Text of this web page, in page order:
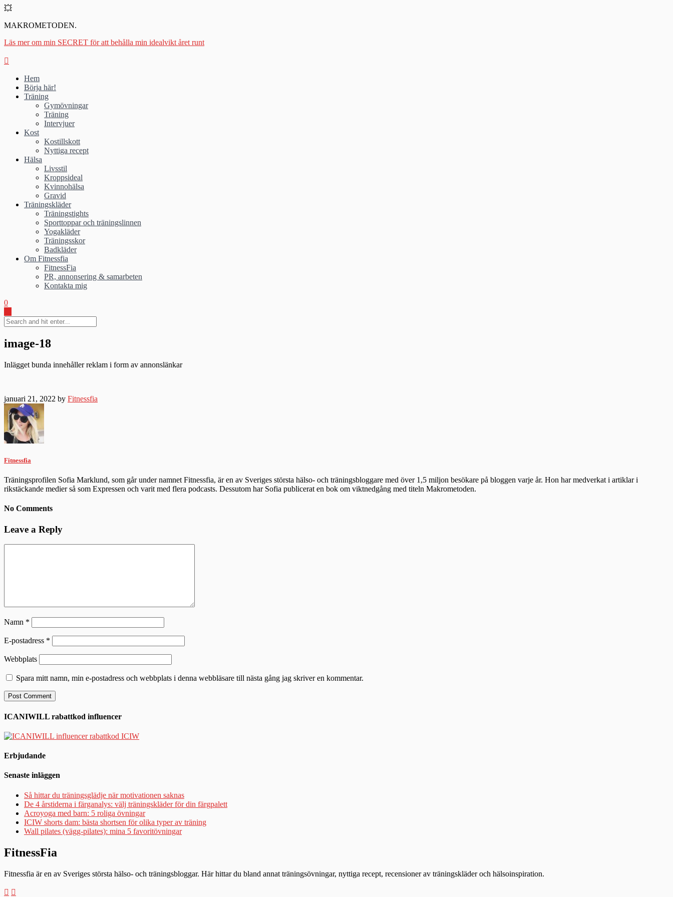
💥
MAKROMETODEN.
Läs mer om min SECRET för att behålla min idealvikt året runt
Hem
Börja här!
Träning
Gymövningar
Träning
Intervjuer
Kost
Kostillskott
Nyttiga recept
Hälsa
Livsstil
Kroppsideal
Kvinnohälsa
Gravid
Träningskläder
Träningstights
Sporttoppar och träningslinnen
Yogakläder
Träningsskor
Badkläder
Om Fitnessfia
FitnessFia
PR, annonsering & samarbeten
Kontakta mig
0
image-18
Inlägget bunda innehåller reklam i form av annonslänkar
januari 21, 2022 by Fitnessfia
Fitnessfia
Träningsprofilen Sofia Marklund, som går under namnet Fitnessfia, är en av Sveriges största hälso- och träningsbloggare med över 1,5 miljon besökare på bloggen varje år. Hon har medverkat i artiklar i
rikstäckande medier så som Expressen och varit med flera podcasts. Dessutom har Sofia publicerat en bok om viktnedgång med titeln Makrometoden.
No Comments
Leave a Reply
Namn *
E-postadress *
Webbplats
Spara mitt namn, min e-postadress och webbplats i denna webbläsare till nästa gång jag skriver en kommentar.
ICANIWILL rabattkod influencer
Erbjudande
Senaste inläggen
Så hittar du träningsglädje när motivationen saknas
De 4 årstiderna i färganalys: välj träningskläder för din färgpalett
Acroyoga med barn: 5 roliga övningar
ICIW shorts dam: bästa shortsen för olika typer av träning
Wall pilates (vägg-pilates): mina 5 favoritövningar
FitnessFia
Fitnessfia är en av Sveriges största hälso- och träningsbloggar. Här hittar du bland annat träningsövningar, nyttiga recept, recensioner av träningskläder och hälsoinspiration.